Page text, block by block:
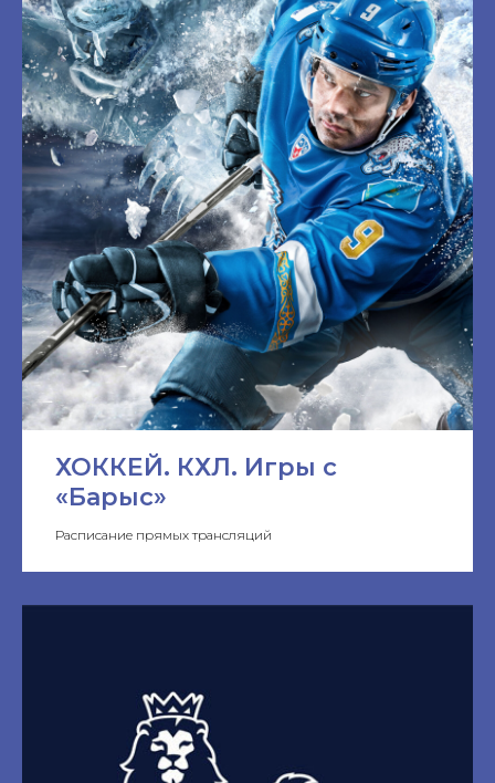
ХОККЕЙ. КХЛ. Игры с
«Барыс»
Расписание прямых трансляций